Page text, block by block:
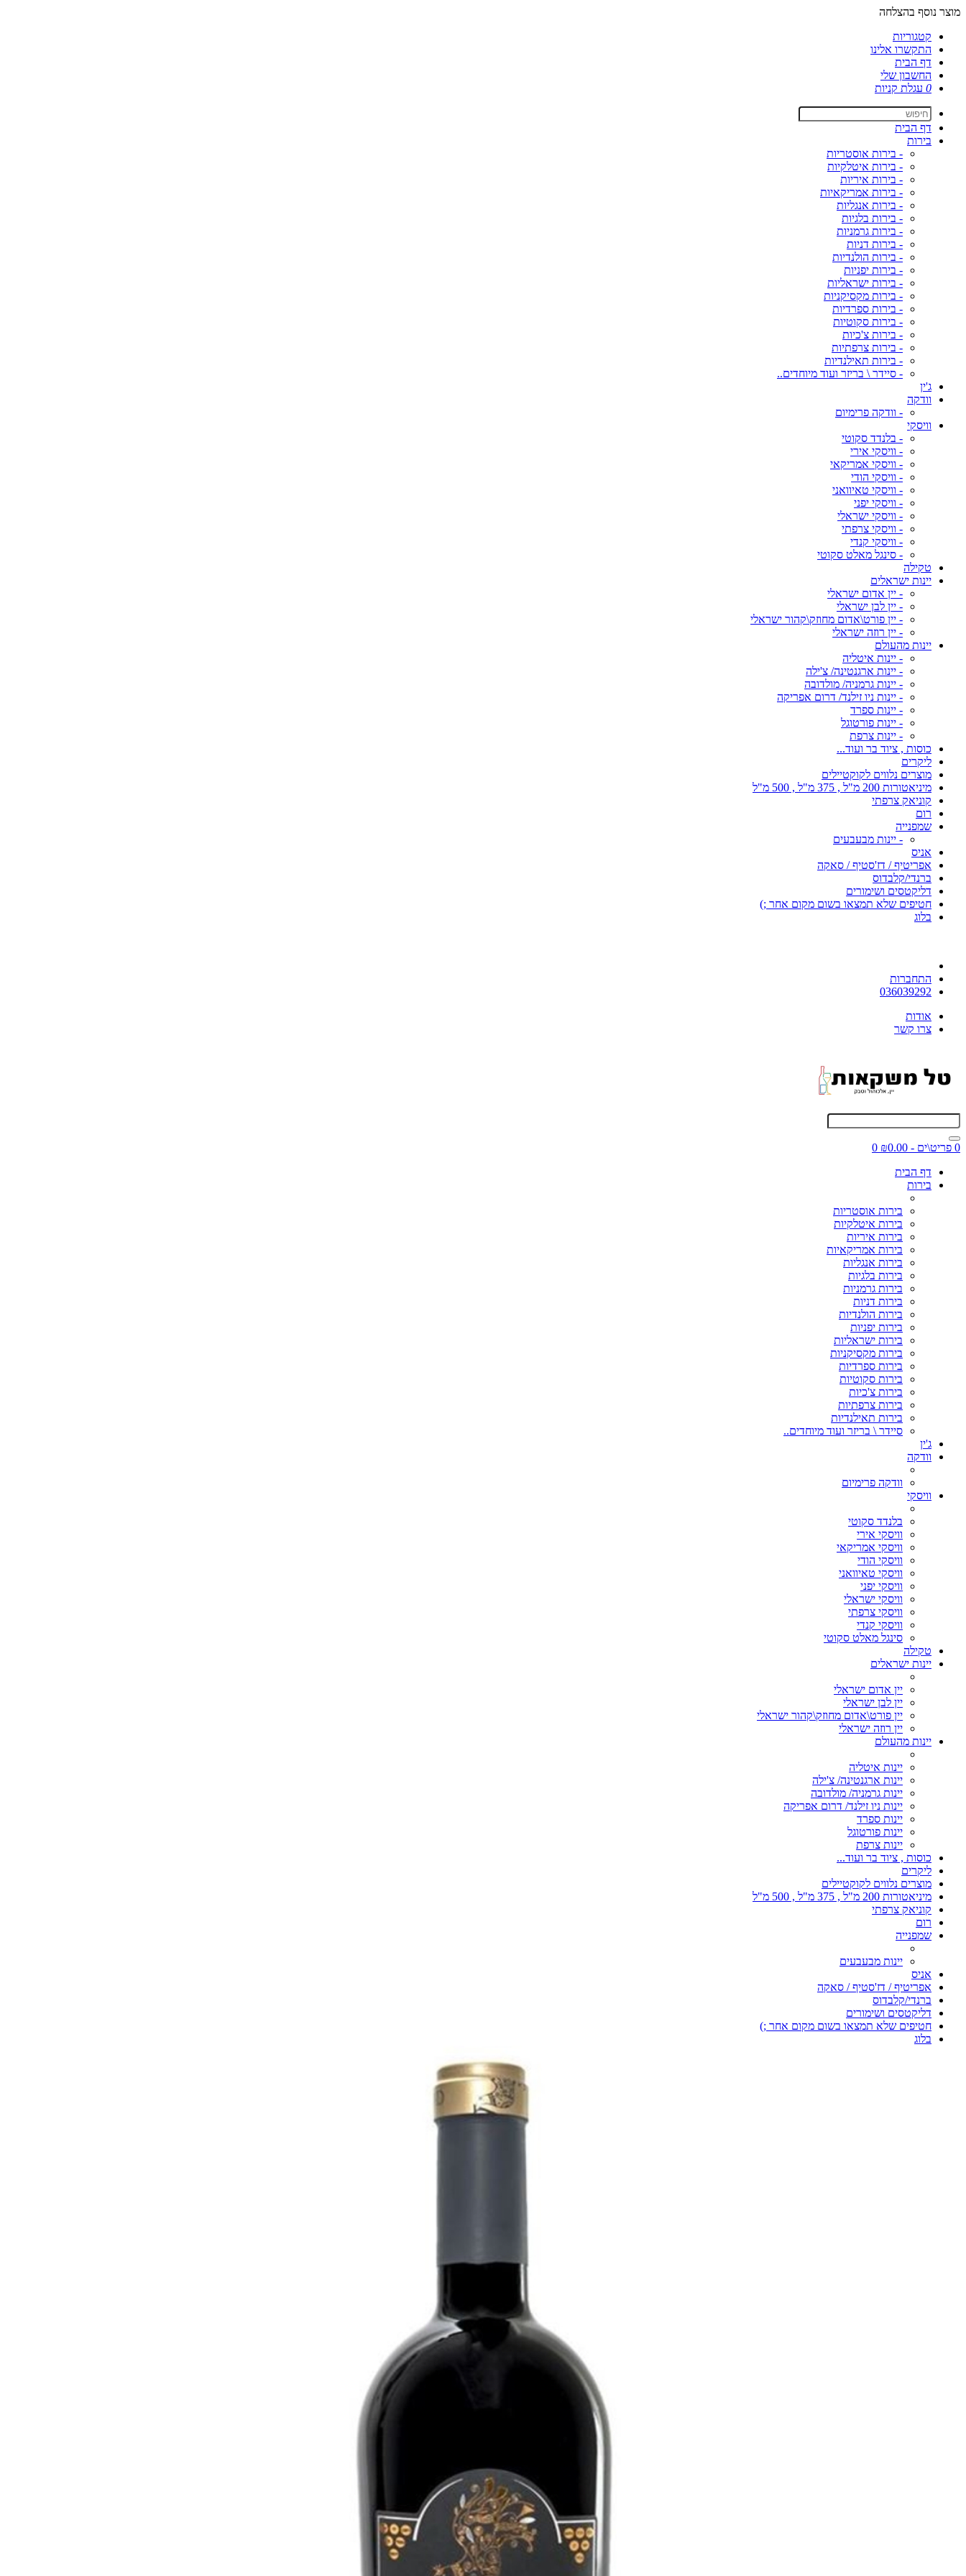
מוצר נוסף בהצלחה
קטגוריות
התקשרו אלינו
דף הבית
החשבון שלי
0 עגלת קניות
דף הבית
בירות
- בירות אוסטריות
- בירות איטלקיות
- בירות איריות
- בירות אמריקאיות
- בירות אנגליות
- בירות בלגיות
- בירות גרמניות
- בירות דניות
- בירות הולנדיות
- בירות יפניות
- בירות ישראליות
- בירות מקסיקניות
- בירות ספרדיות
- בירות סקוטיות
- בירות צ'כיות
- בירות צרפתיות
- בירות תאילנדיות
- סיידר \ בריזר ועוד מיוחדים..
ג'ין
וודקה
- וודקה פרימיום
וויסקי
- בלנדד סקוטי
- וויסקי אירי
- וויסקי אמריקאי
- וויסקי הודי
- וויסקי טאיוואני
- וויסקי יפני
- וויסקי ישראלי
- וויסקי צרפתי
- וויסקי קנדי
- סינגל מאלט סקוטי
טקילה
יינות ישראלים
- יין אדום ישראלי
- יין לבן ישראלי
- יין פורט\אדום מחוזק\קהור ישראלי
- יין רוזה ישראלי
יינות מהעולם
- יינות איטליה
- יינות ארגנטינה/ צ'ילה
- יינות גרמניה/ מולדובה
- יינות ניו זילנד/ דרום אפריקה
- יינות ספרד
- יינות פורטוגל
- יינות צרפת
כוסות , ציוד בר ועוד...
ליקרים
מוצרים נלווים לקוקטיילים
מיניאטורות 200 מ"ל , 375 מ"ל , 500 מ"ל
קוניאק צרפתי
רום
שמפנייה
- יינות מבעבעים
אניס
אפריטיף / דז'סטיף / סאקה
ברנדי/קלבדוס
דליקטסים ושימורים
חטיפים שלא תמצאו בשום מקום אחר ;)
בלוג
התחברות
036039292
אודות
צרו קשר
0 פריט\ים - ₪0.00
0
דף הבית
בירות
בירות אוסטריות
בירות איטלקיות
בירות איריות
בירות אמריקאיות
בירות אנגליות
בירות בלגיות
בירות גרמניות
בירות דניות
בירות הולנדיות
בירות יפניות
בירות ישראליות
בירות מקסיקניות
בירות ספרדיות
בירות סקוטיות
בירות צ'כיות
בירות צרפתיות
בירות תאילנדיות
סיידר \ בריזר ועוד מיוחדים..
ג'ין
וודקה
וודקה פרימיום
וויסקי
בלנדד סקוטי
וויסקי אירי
וויסקי אמריקאי
וויסקי הודי
וויסקי טאיוואני
וויסקי יפני
וויסקי ישראלי
וויסקי צרפתי
וויסקי קנדי
סינגל מאלט סקוטי
טקילה
יינות ישראלים
יין אדום ישראלי
יין לבן ישראלי
יין פורט\אדום מחוזק\קהור ישראלי
יין רוזה ישראלי
יינות מהעולם
יינות איטליה
יינות ארגנטינה/ צ'ילה
יינות גרמניה/ מולדובה
יינות ניו זילנד/ דרום אפריקה
יינות ספרד
יינות פורטוגל
יינות צרפת
כוסות , ציוד בר ועוד...
ליקרים
מוצרים נלווים לקוקטיילים
מיניאטורות 200 מ"ל , 375 מ"ל , 500 מ"ל
קוניאק צרפתי
רום
שמפנייה
יינות מבעבעים
אניס
אפריטיף / דז'סטיף / סאקה
ברנדי/קלבדוס
דליקטסים ושימורים
חטיפים שלא תמצאו בשום מקום אחר ;)
בלוג